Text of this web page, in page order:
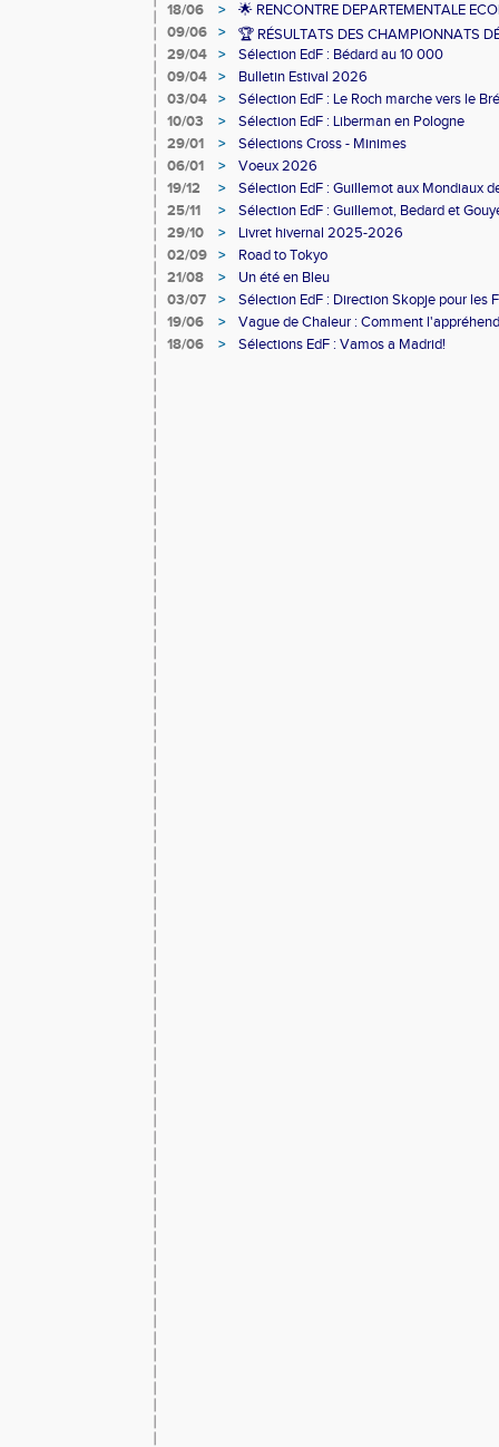
18/06
>
🌟 RENCONTRE DEPARTEMENTALE
09/06
>
🏆 RÉSULTATS DES CHAMPIONNATS
29/04
>
Sélection EdF : Bédard au 10 000
09/04
>
Bulletin Estival 2026
03/04
>
Sélection EdF : Le Roch marche vers le
10/03
>
Sélection EdF : Liberman en Pologne
29/01
>
Sélections Cross - Minimes
06/01
>
Voeux 2026
19/12
>
Sélection EdF : Guillemot aux Mondiaux
25/11
>
Sélection EdF : Guillemot, Bedard et
29/10
>
Livret hivernal 2025-2026
02/09
>
Road to Tokyo
21/08
>
Un été en Bleu
03/07
>
Sélection EdF : Direction Skopje pour les
19/06
>
Vague de Chaleur : Comment
18/06
> Sélections EdF : Vamos a Madrid!